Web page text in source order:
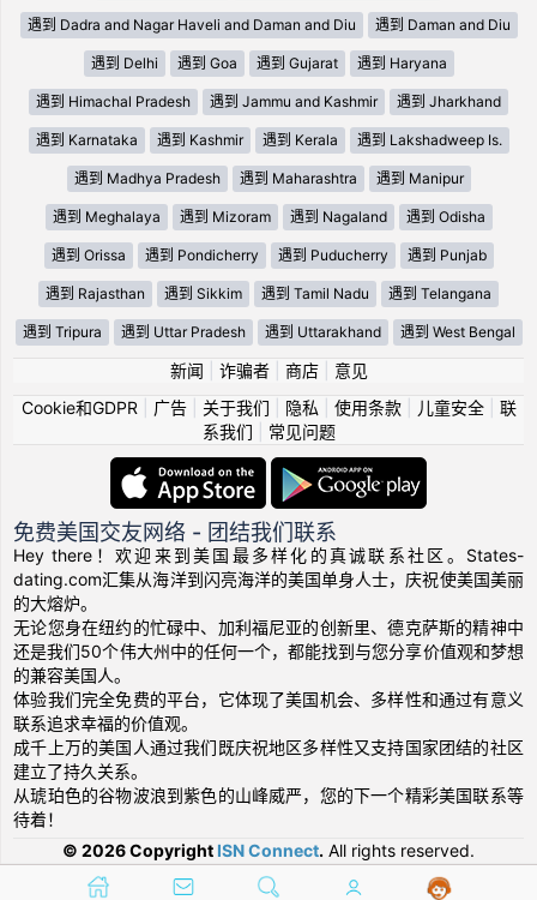
遇到 Dadra and Nagar Haveli and Daman and Diu 遇到 Daman and Diu
遇到 Delhi 遇到 Goa 遇到 Gujarat 遇到 Haryana
遇到 Himachal Pradesh 遇到 Jammu and Kashmir 遇到 Jharkhand
遇到 Karnataka 遇到 Kashmir 遇到 Kerala 遇到 Lakshadweep Is.
遇到 Madhya Pradesh 遇到 Maharashtra 遇到 Manipur
遇到 Meghalaya 遇到 Mizoram 遇到 Nagaland 遇到 Odisha
遇到 Orissa 遇到 Pondicherry 遇到 Puducherry 遇到 Punjab
遇到 Rajasthan 遇到 Sikkim 遇到 Tamil Nadu 遇到 Telangana
遇到 Tripura 遇到 Uttar Pradesh 遇到 Uttarakhand 遇到 West Bengal
新闻 诈骗者| 商店| 意见
Cookie和GDPR
广告| 关于我们 隐私 使用条款| 儿童安全| 联
系我们
常见问题
免费美国交友网络 - 团结我们联系
Hey there！欢迎来到美国最多样化的真诚联系社区。States-
dating.com汇集从海洋到闪亮海洋的美国单身人士，庆祝使美国美丽
的大熔炉。
无论您身在纽约的忙碌中、加利福尼亚的创新里、德克萨斯的精神中
还是我们50个伟大州中的任何一个，都能找到与您分享价值观和梦想
的兼容美国人。
体验我们完全免费的平台，它体现了美国机会、多样性和通过有意义
联系追求幸福的价值观。
成千上万的美国人通过我们既庆祝地区多样性又支持国家团结的社区
建立了持久关系。
从琥珀色的谷物波浪到紫色的山峰威严，您的下一个精彩美国联系等
待着！
© 2026 Copyright ISN Connect. All rights reserved.